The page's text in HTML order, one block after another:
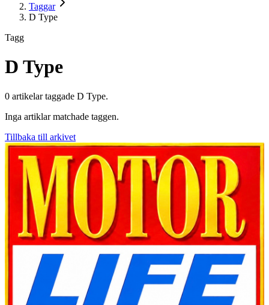
Taggar
D Type
Tagg
D Type
0 artikelartaggade D Type.
Inga artiklar matchade taggen.
Tillbaka till arkivet